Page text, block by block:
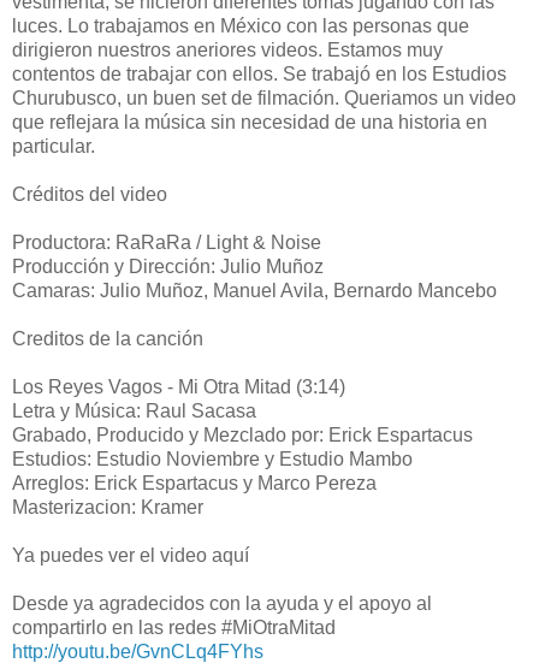
luces. Lo trabajamos en México con las personas que
dirigieron nuestros aneriores videos. Estamos muy
contentos de trabajar con ellos. Se trabajó en los Estudios
Churubusco, un buen set de filmación. Queriamos un video
que reflejara la música sin necesidad de una historia en
particular.
Créditos del video
Productora: RaRaRa / Light & Noise
Producción y Dirección: Julio Muñoz
Camaras: Julio Muñoz, Manuel Avila, Bernardo Mancebo
Creditos de la canción
Los Reyes Vagos - Mi Otra Mitad (3:14)
Letra y Música: Raul Sacasa
Grabado, Producido y Mezclado por: Erick Espartacus
Estudios: Estudio Noviembre y Estudio Mambo
Arreglos: Erick Espartacus y Marco Pereza
Masterizacion: Kramer
Ya puedes ver el video aquí
Desde ya agradecidos con la ayuda y el apoyo al
compartirlo en las redes #MiOtraMitad
http://youtu.be/GvnCLq4FYhs